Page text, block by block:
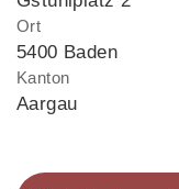
Ort
5400 Baden
Kanton
Aargau